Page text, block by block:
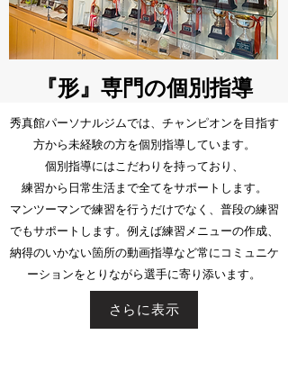
​『形』専門の個別指導
​秀真館パーソナルジムでは、チャンピオンを目指す
方から未経験の方を個別指導しています。
​個別指導にはこだわりを持っており、
練習から日常生活まで全てをサポートします。
​マンツーマンで練習を行うだけでなく、普段の練習
でもサポートします。例えば練習メニューの作成、
納得のいかない箇所の動画指導など常にコミュニケ
ーションをとりながら選手に寄り添います。
さらに表示